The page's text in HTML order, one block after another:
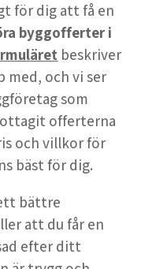
för dig att få en
byggofferter i
beskriver
med, och vi ser
som
offerterna
och villkor för
bäst för dig.
bättre
att du får en
efter ditt